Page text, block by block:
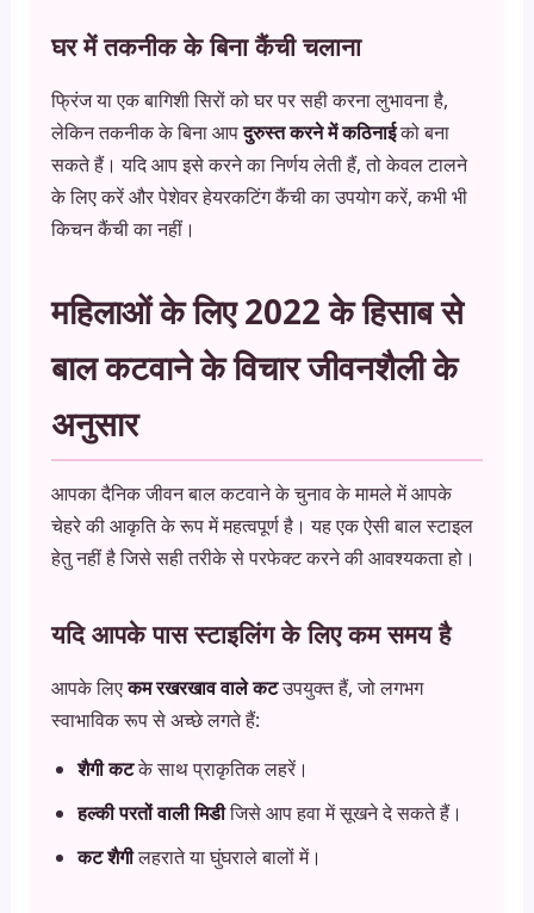
घर में तकनीक के बिना कैंची चलाना
फ्रिंज या एक बागिशी सिरों को घर पर सही करना लुभावना है,
लेकिन तकनीक के बिना आपदुरुस्त करने में कठिनाईको बना
सकते हैं। यदि आप इसे करने का निर्णय लेती हैं, तो केवल टालने
के लिए करें और पेशेवर हेयरकटिंग कैंची का उपयोग करें, कभी भी
किचन कैंची का नहीं।
महिलाओं के लिए 2022 के हिसाब से
बाल कटवाने के विचार जीवनशैली के
अनुसार
आपका दैनिक जीवन बाल कटवाने के चुनाव के मामले में आपके
चेहरे की आकृति के रूप में महत्वपूर्ण है। यह एक ऐसी बाल स्टाइल
हेतु नहीं है जिसे सही तरीके से परफेक्ट करने की आवश्यकता हो।
यदि आपके पास स्टाइलिंग के लिए कम समय है
आपके लिएकम रखरखाव वाले कटउपयुक्त हैं, जो लगभग
स्वाभाविक रूप से अच्छे लगते हैं:
शैगी कटके साथ प्राकृतिक लहरें।
हल्की परतों वाली मिडीजिसे आप हवा में सूखने दे सकते हैं।
कट शैगीलहराते या घुंघराले बालों में।